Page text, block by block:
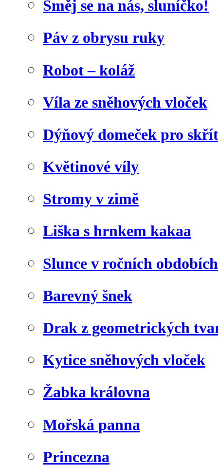
Směj se na nás, sluníčko!
Páv z obrysu ruky
Robot – koláž
Víla ze sněhových vloček
Dýňový domeček pro
Květinové víly
Stromy v zimě
Liška s hrnkem kakaa
Slunce v ročních obdobích
Barevný šnek
Drak z geometrických
Kytice sněhových vloček
Žabka královna
Mořská panna
Princezna